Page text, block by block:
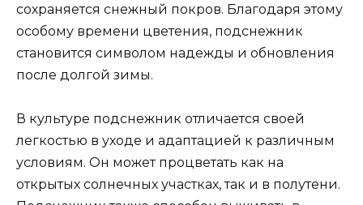
сохраняется снежный покров. Благодаря этому
особому времени цветения, подснежник
становится символом надежды и обновления
после долгой зимы.
В культуре подснежник отличается своей
легкостью в уходе и адаптацией к различным
условиям. Он может процветать как на
открытых солнечных участках, так и в полутени.